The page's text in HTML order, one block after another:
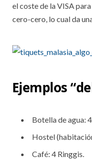
el coste de la VISA
cero-cero, lo cual da
Ejemplos
Botella de agua:
Hostel
Café: 4 Ringgis.